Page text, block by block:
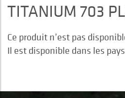
TITANIUM 703
Ce produit n’est pas
Il est disponible dans les